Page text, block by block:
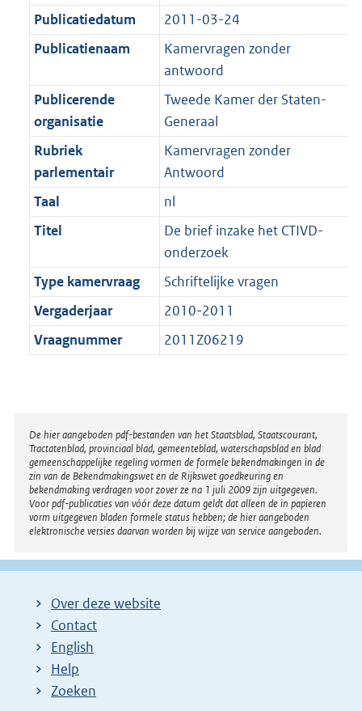
t
a
t
K
b
2
K
b
Publicatiedatum
2011-03-24
Publicatienaam
Kamervragen zonder
antwoord
Publicerende
organisatie
Tweede Kamer der Staten-
Generaal
Rubriek
parlementair
Kamervragen zonder
Antwoord
Taal
nl
Titel
De brief inzake het CTIVD-
onderzoek
Type kamervraag
Schriftelijke vragen
Vergaderjaar
2010-2011
Vraagnummer
2011Z06219
Disclaimer
De hier aangeboden pdf-bestanden van het Staatsblad, Staatscourant,
Tractatenblad, provinciaal blad, gemeenteblad, waterschapsblad en blad
gemeenschappelijke regeling vormen de formele bekendmakingen in de
zin van de Bekendmakingswet en de Rijkswet goedkeuring en
bekendmaking verdragen voor zover ze na 1 juli 2009 zijn uitgegeven.
Voor pdf-publicaties van vóór deze datum geldt dat alleen de in papieren
vorm uitgegeven bladen formele status hebben; de hier aangeboden
elektronische versies daarvan worden bij wijze van service aangeboden.
Over deze website
Contact
English
Help
Zoeken